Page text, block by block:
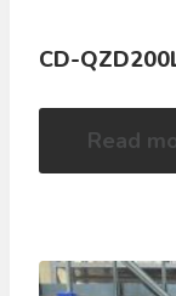
CD-
Read